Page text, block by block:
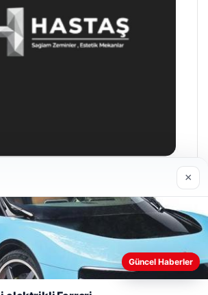
daha iyi anlayabilmek,
ve geliştirmek amacıyla çerezler
×
Güncel Haberler